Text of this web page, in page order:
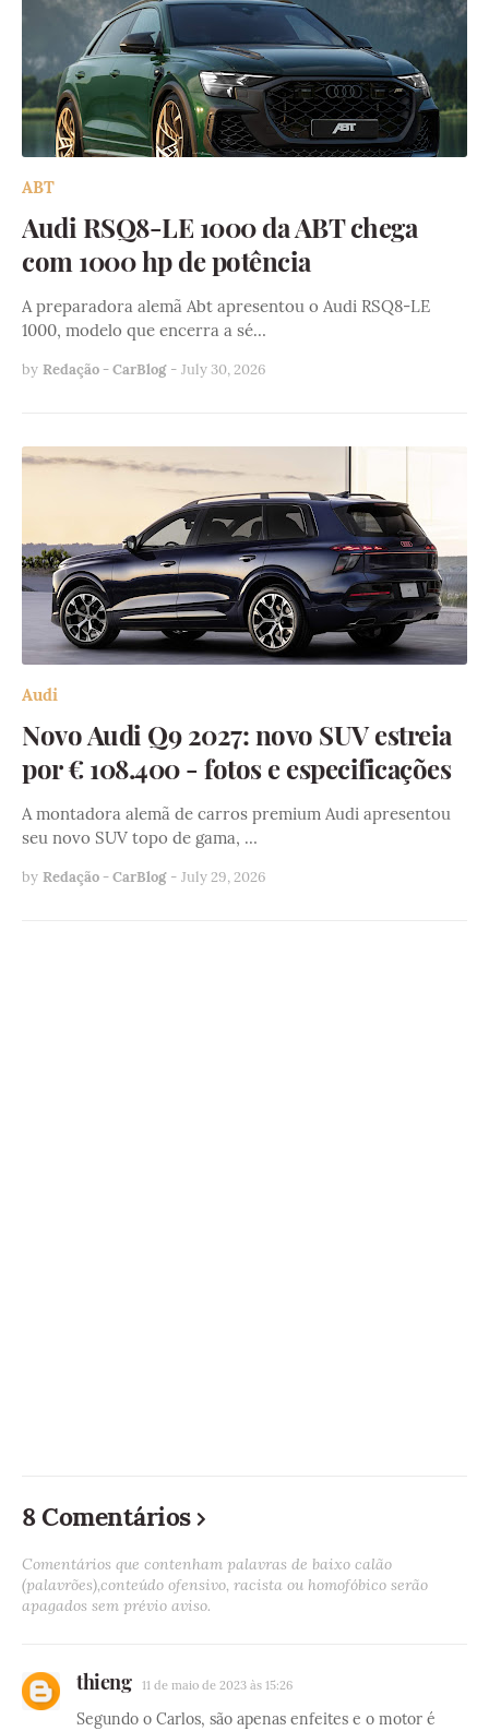
ABT
Audi RSQ8-LE 1000 da ABT chega
com 1000 hp de potência
A preparadora alemã Abt apresentou o Audi RSQ8-LE
1000, modelo que encerra a sé…
by Redação - CarBlog - July 30, 2026
Audi
Novo Audi Q9 2027: novo SUV estreia
por € 108.400 - fotos e especificações
A montadora alemã de carros premium Audi apresentou
seu novo SUV topo de gama, …
by Redação - CarBlog - July 29, 2026
8 Comentários
Comentários que contenham palavras de baixo calão
(palavrões),conteúdo ofensivo, racista ou homofóbico serão
apagados sem prévio aviso.
thieng 11 de maio de 2023 às 15:26
Segundo o Carlos, são apenas enfeites e o motor é